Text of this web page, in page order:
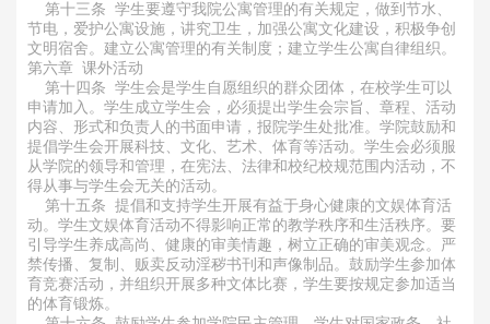
第十三条 学生要遵守我院公寓管理的有关规定，做到节水、
节电，爱护公寓设施，讲究卫生，加强公寓文化建设，积极争创
文明宿舍。建立公寓管理的有关制度；建立学生公寓自律组织。
第六章 课外活动
第十四条 学生会是学生自愿组织的群众团体，在校学生可以
申请加入。学生成立学生会，必须提出学生会宗旨、章程、活动
内容、形式和负责人的书面申请，报院学生处批准。学院鼓励和
提倡学生会开展科技、文化、艺术、体育等活动。学生会必须服
从学院的领导和管理，在宪法、法律和校纪校规范围内活动，不
得从事与学生会无关的活动。
第十五条 提倡和支持学生开展有益于身心健康的文娱体育活
动。学生文娱体育活动不得影响正常的教学秩序和生活秩序。要
引导学生养成高尚、健康的审美情趣，树立正确的审美观念。严
禁传播、复制、贩卖反动淫秽书刊和声像制品。鼓励学生参加体
育竞赛活动，并组织开展多种文体比赛，学生要按规定参加适当
的体育锻炼。